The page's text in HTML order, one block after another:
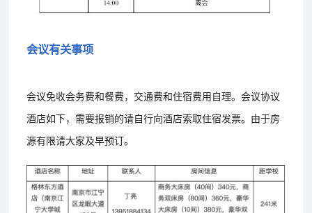
会议有关事项
会议免收会务费和餐费，交通费和住宿费用自理。会议协议
酒店如下，需要报销的请自行向酒店索取住宿发票。由于房
源有限请大家及早预订。